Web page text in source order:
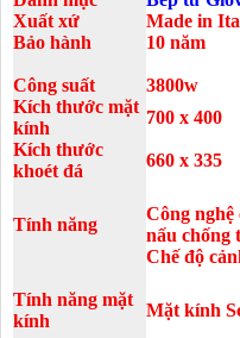
Xuất xứ
Made in
Bảo hành
10 năm
Công suất
3800w
Kích thước mặt
kính
700 x 400
Kích thước
khoét đá
660 x 335
Tính năng
Công
nấu chống
Chế độ
Tính năng mặt
kính
Mặt kính